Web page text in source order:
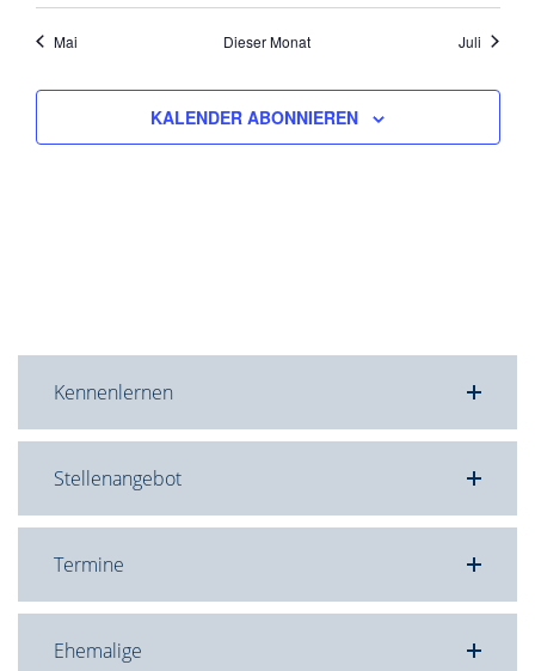
Mai Dieser Monat Juli
KALENDER ABONNIEREN
Kennenlernen
Stellenangebot
Termine
Ehemalige